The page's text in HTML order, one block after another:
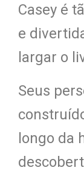
Casey é
e
largar o
Seus
longo da